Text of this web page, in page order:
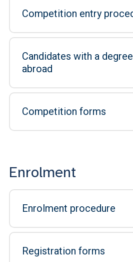
Competition entry
Candidates with a
abroad
Competition forms
Enrolment
Enrolment procedure
Registration forms